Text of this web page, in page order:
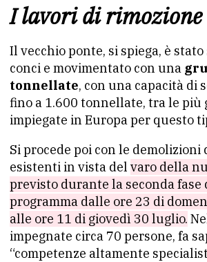
I lavori di rimozione
Il vecchio ponte, si spiega, è
conci e movimentato con una
tonnellate, con una capacità di
fino a 1.600 tonnellate, tra le più
impiegate in Europa per questo
Si procede poi con le demolizioni
esistenti in vista del varo della
previsto durante la seconda fase
programma dalle ore 23 di
alle ore 11 di giovedì 30 luglio.
impegnate circa 70 persone, fa
“competenze altamente